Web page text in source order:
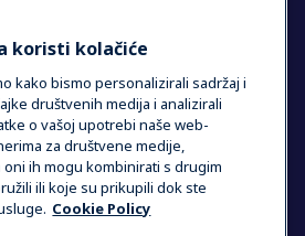
AND LANGUAGE
Cookie Policy
i odredbe
koristi kolačiće
kako bismo personalizirali sadržaj i
društvenih medija i analizirali
o vašoj upotrebi naše web-
za društvene medije,
oni ih mogu kombinirati s drugim
ili koje su prikupili dok ste
Cookie Policy